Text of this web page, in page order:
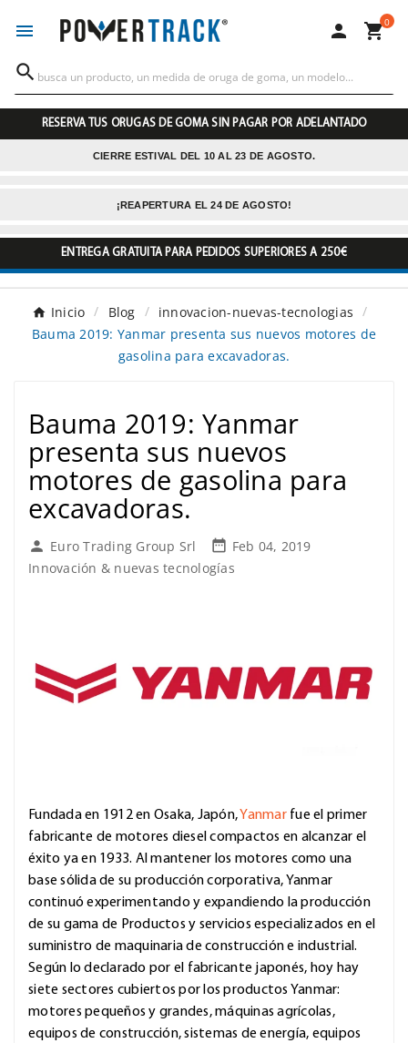
  0

RESERVA TUS ORUGAS DE GOMA SIN PAGAR POR ADELANTADO
CIERRE ESTIVAL DEL 10 AL 23 DE AGOSTO.
¡REAPERTURA EL 24 DE AGOSTO!
ENTREGA GRATUITA PARA PEDIDOS SUPERIORES A 250€
Inicio Blog
innovacion-nuevas-tecnologias
Bauma 2019: Yanmar presenta sus nuevos motores de
gasolina para excavadoras.
Bauma 2019: Yanmar
presenta sus nuevos
motores de gasolina para
excavadoras.
 Euro Trading Group Srl  Feb 04, 2019
Innovación & nuevas tecnologías
Fundada en 1912 en Osaka, Japón,Yanmarfue el primer
fabricante de motores diesel compactos en alcanzar el
éxito ya en 1933. Al mantener los motores como una
base sólida de su producción corporativa, Yanmar
continuó experimentando y expandiendo la producción
de su gama de Productos y servicios especializados en el
suministro de maquinaria de construcción e industrial.
Según lo declarado por el fabricante japonés, hoy hay
siete sectores cubiertos por los productos Yanmar:
motores pequeños y grandes, máquinas agrícolas,
equipos de construcción, sistemas de energía, equipos